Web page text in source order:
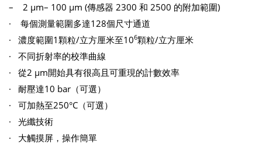
– 2 μm– 100 μm (傳感器 2300 和 2500 的附加範圍)
· 每個測量範圍多達128個尺寸通道
· 濃度範圍1顆粒/立方厘米至106顆粒/立方厘米
· 不同折射率的校準曲線
· 從2 μm開始具有很高且可重現的計數效率
· 耐壓達10 bar（可選）
· 可加熱至250°C（可選）
· 光纖技術
· 大觸摸屏，操作簡單